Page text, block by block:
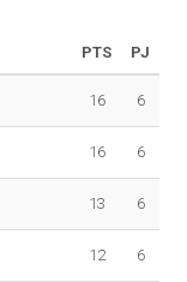
PTS PJ
16 6
16 6
13 6
12 6